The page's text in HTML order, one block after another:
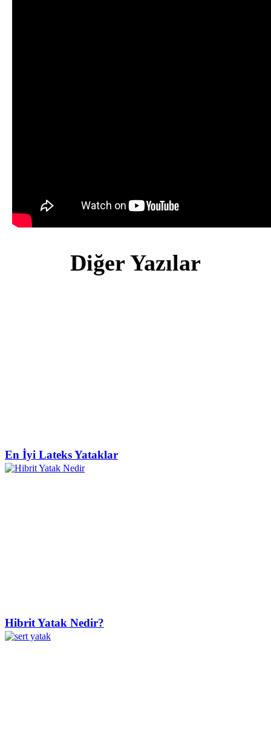
Diğer Yazılar
En İyi Lateks Yataklar
Hibrit Yatak Nedir?